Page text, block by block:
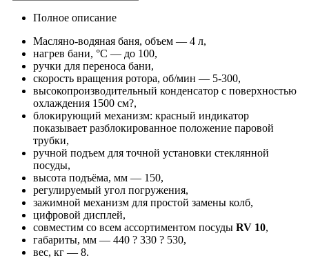
Полное описание
Масляно-водяная баня, объем — 4 л,
нагрев бани, °С — до 100,
ручки для переноса бани,
скорость вращения ротора, об/мин — 5-300,
высокопроизводительный конденсатор с поверхностью
охлаждения 1500 см?,
блокирующий механизм: красный индикатор
показывает разблокированное положение паровой
трубки,
ручной подъем для точной установки стеклянной
посуды,
высота подъёма, мм — 150,
регулируемый угол погружения,
зажимной механизм для простой замены колб,
цифровой дисплей,
совместим со всем ассортиментом посуды RV 10,
габариты, мм — 440 ? 330 ? 530,
вес, кг — 8.